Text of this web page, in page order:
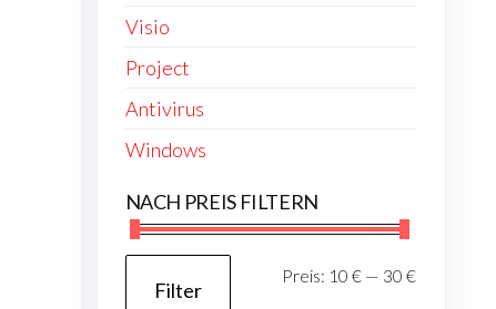
Visio
Project
Antivirus
Windows
NACH PREIS FILTERN
Min.
Max.
Filter
Preis: 10 € — 30 €